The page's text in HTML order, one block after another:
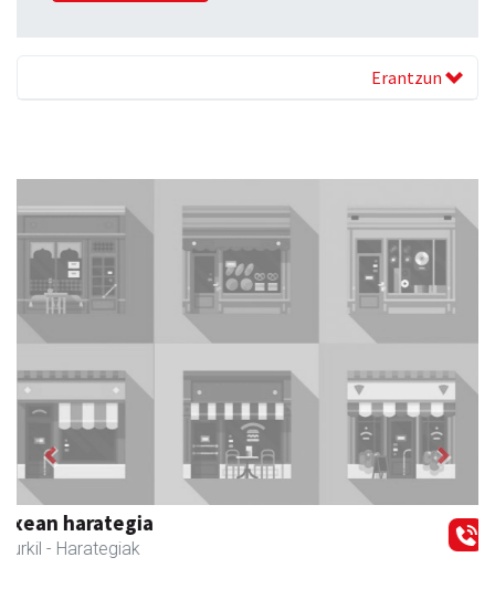
Erantzun
Coviran Karrika
Andoain - Janari-dendak
Previous Next